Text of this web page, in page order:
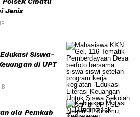
Jenis
Siswa-
di UPT
ala Pemkab